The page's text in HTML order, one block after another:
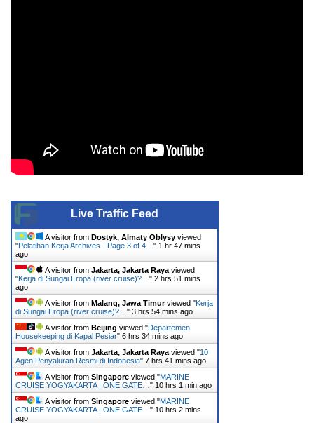
Live Traffic Feed
A visitor from Dostyk, Almaty Oblysy viewed
"Pelatihan Kerja Archives - Page 3 of 4… " 1 hr 47 mins
ago
A visitor from Jakarta, Jakarta Raya viewed
"Kerja di Sungai Eropa (river cruise)?… " 2 hrs 51 mins
ago
A visitor from Malang, Jawa Timurviewed "Kerja
di Sungai Eropa (river cruise)?… " 3 hrs 54 mins ago
A visitor from Beijing viewed "Departemen
Housekeeping di Kapal Pesiar" 6 hrs 34 mins ago
A visitor from Jakarta, Jakarta Raya viewed "10
Agen Penyaluran Resmi di Indonesia" 7 hrs 41 mins ago
A visitor from Singapore viewed "MARINE
CRUISE YOGYAKARTA | ONE GATE… " 10 hrs 1 min ago
A visitor from Singapore viewed "MARINE
CRUISE YOGYAKARTA | ONE GATE… " 10 hrs 2 mins
ago